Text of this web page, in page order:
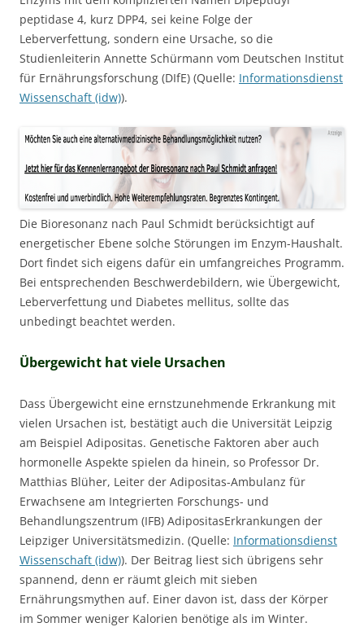
peptidase 4, kurz DPP4, sei keine Folge der
Leberverfettung, sondern eine Ursache, so die
Studienleiterin Annette Schürmann vom Deutschen Institut
für Ernährungsforschung (DIfE) (Quelle: Informationsdienst
Wissenschaft (idw)).
Die Bioresonanz nach Paul Schmidt berücksichtigt auf
energetischer Ebene solche Störungen im Enzym-Haushalt.
Dort findet sich eigens dafür ein umfangreiches Programm.
Bei entsprechenden Beschwerdebildern, wie Übergewicht,
Leberverfettung und Diabetes mellitus, sollte das
unbedingt beachtet werden.
Übergewicht hat viele Ursachen
Dass Übergewicht eine ernstzunehmende Erkrankung mit
vielen Ursachen ist, bestätigt auch die Universität Leipzig
am Beispiel Adipositas. Genetische Faktoren aber auch
hormonelle Aspekte spielen da hinein, so Professor Dr.
Matthias Blüher, Leiter der Adipositas-Ambulanz für
Erwachsene am Integrierten Forschungs- und
Behandlungszentrum (IFB) AdipositasErkrankungen der
Leipziger Universitätsmedizin. (Quelle: Informationsdienst
Wissenschaft (idw)). Der Beitrag liest sich übrigens sehr
spannend, denn er räumt gleich mit sieben
Ernährungsmythen auf. Einer davon ist, dass der Körper
im Sommer weniger Kalorien benötige als im Winter.